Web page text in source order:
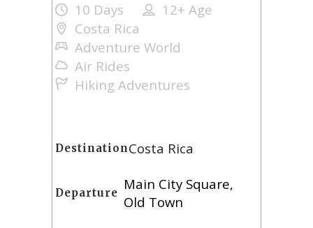
10 Days 12+ Age
Costa Rica
Adventure World
Air Rides
Hiking Adventures
DestinationCosta Rica
Departure
Main City Square,
Old Town